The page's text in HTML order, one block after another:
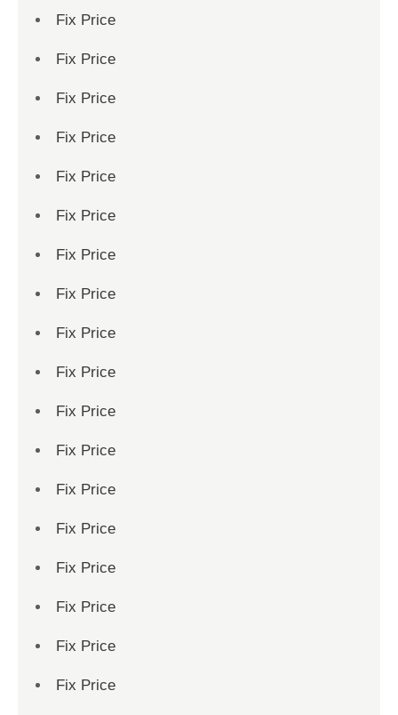
Fix Price
Fix Price
Fix Price
Fix Price
Fix Price
Fix Price
Fix Price
Fix Price
Fix Price
Fix Price
Fix Price
Fix Price
Fix Price
Fix Price
Fix Price
Fix Price
Fix Price
Fix Price